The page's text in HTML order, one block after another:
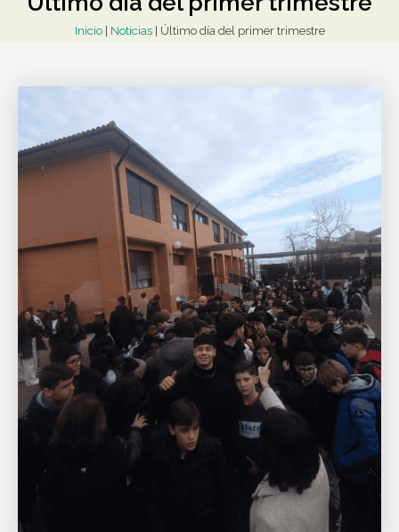
Inicio| Noticias| Último día del primer trimestre